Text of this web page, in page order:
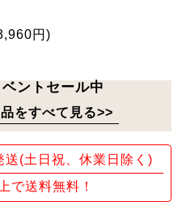
円)
ントセール中
をすべて見る>>
(土日祝、休業日除く)
で送料無料！